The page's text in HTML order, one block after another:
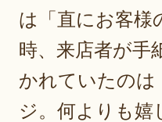
は「直にお客様
時、来店者が手
かれていたの
ジ。何よりも嬉